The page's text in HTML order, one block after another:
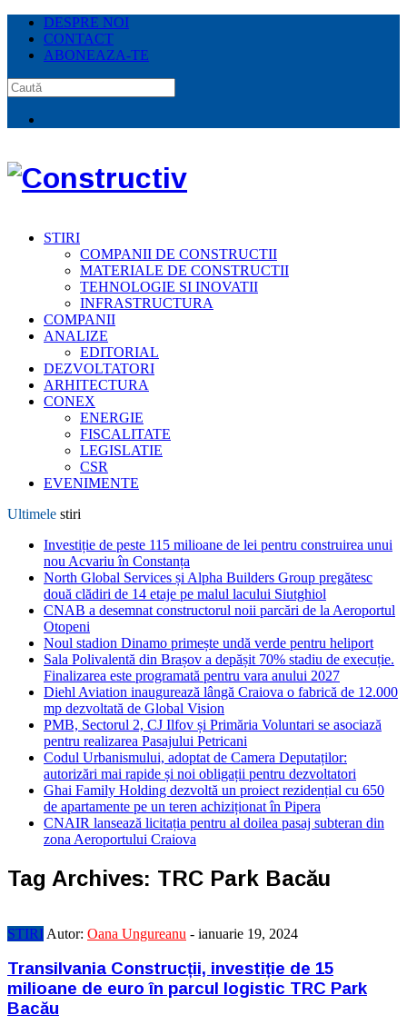
DESPRE NOI
CONTACT
ABONEAZA-TE
STIRI
COMPANII DE CONSTRUCTII
MATERIALE DE CONSTRUCTII
TEHNOLOGIE SI INOVATII
INFRASTRUCTURA
COMPANII
ANALIZE
EDITORIAL
DEZVOLTATORI
ARHITECTURA
CONEX
ENERGIE
FISCALITATE
LEGISLATIE
CSR
EVENIMENTE
Ultimele stiri
Investiție de peste 115 milioane de lei pentru construirea unui
nou Acvariu în Constanța
North Global Services și Alpha Builders Group pregătesc
două clădiri de 14 etaje pe malul lacului Siutghiol
CNAB a desemnat constructorul noii parcări de la Aeroportul
Otopeni
Noul stadion Dinamo primește undă verde pentru heliport
Sala Polivalentă din Brașov a depășit 70% stadiu de execuție.
Finalizarea este programată pentru vara anului 2027
Diehl Aviation inaugurează lângă Craiova o fabrică de 12.000
mp dezvoltată de Global Vision
PMB, Sectorul 2, CJ Ilfov și Primăria Voluntari se asociază
pentru realizarea Pasajului Petricani
Codul Urbanismului, adoptat de Camera Deputaților:
autorizări mai rapide și noi obligații pentru dezvoltatori
Ghai Family Holding dezvoltă un proiect rezidențial cu 650
de apartamente pe un teren achiziționat în Pipera
CNAIR lansează licitația pentru al doilea pasaj subteran din
zona Aeroportului Craiova
Tag Archives: TRC Park Bacău
STIRI Autor: Oana Ungureanu - ianuarie 19, 2024
Transilvania Construcții, investiție de 15
milioane de euro în parcul logistic TRC Park
Bacău